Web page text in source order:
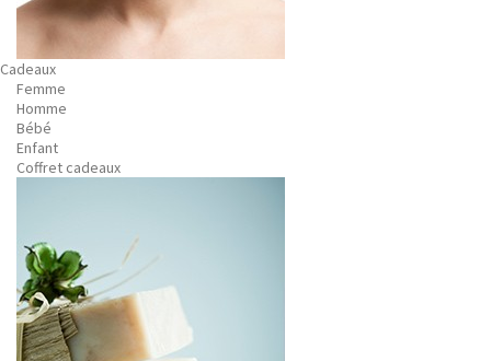
Cadeaux
Femme
Homme
Bébé
Enfant
Coffret cadeaux